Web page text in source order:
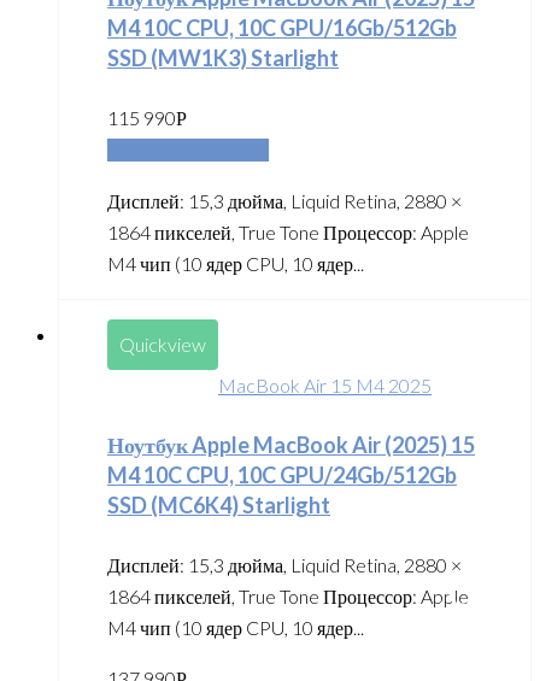
M4 10C CPU, 10C GPU/16Gb/512Gb
SSD (MW1K3) Starlight
115 990Р
Дисплей: 15,3 дюйма, Liquid Retina, 2880 ×
1864 пикселей, True Tone Процессор: Apple
M4 чип (10 ядер CPU, 10 ядер...
Quickview
MacBook Air 15 M4 2025
Ноутбук Apple MacBook Air (2025) 15
M4 10C CPU, 10C GPU/24Gb/512Gb
SSD (MC6K4) Starlight
Дисплей: 15,3 дюйма, Liquid Retina, 2880 ×
1864 пикселей, True Tone Процессор: Apple
M4 чип (10 ядер CPU, 10 ядер...